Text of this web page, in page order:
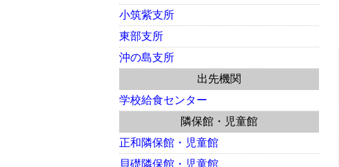
小筑紫支所
東部支所
沖の島支所
出先機関
学校給食センター
隣保館・児童館
正和隣保館・児童館
貝礎隣保館・児童館